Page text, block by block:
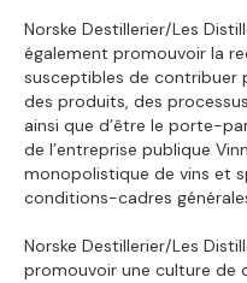
Norske Destillerier/Les
également promouvoir la
susceptibles de contribuer
des produits, des
ainsi que d’être le porte-
de l’entreprise publique
monopolistique de vins et
conditions-cadres
Norske Destillerier/Les
promouvoir une culture de